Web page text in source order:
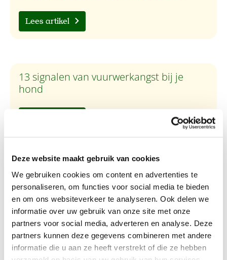
Deze website maakt gebruik van cookies
We gebruiken cookies om content en advertenties te
personaliseren, om functies voor social media te bieden
en om ons websiteverkeer te analyseren. Ook delen we
informatie over uw gebruik van onze site met onze
partners voor social media, adverteren en analyse. Deze
partners kunnen deze gegevens combineren met andere
informatie die u aan ze heeft verstrekt of die ze hebben
Lees artikel
13 signalen van vuurwerkangst bij je
hond
10 tips hoe om te gaan met
vuurwerkangst bij honden
Lees artikel